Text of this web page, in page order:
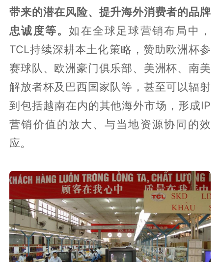
带来的潜在风险、提升海外消费者的品牌
忠诚度等。如在全球足球营销布局中，
TCL持续深耕本土化策略，赞助欧洲杯参
赛球队、欧洲豪门俱乐部、美洲杯、南美
解放者杯及巴西国家队等，甚至可以辐射
到包括越南在内的其他海外市场，形成IP
营销价值的放大、与当地资源协同的效
应。